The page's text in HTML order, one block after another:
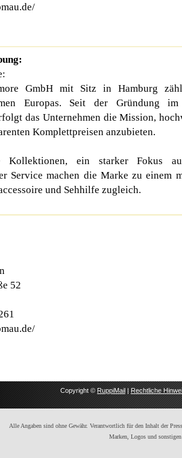
GmbH mit Sitz in Hamburg
Europas. Seit der Gründung
das Unternehmen die Mission,
Komplettpreisen anzubieten.
Kollektionen, ein starker Fokus
Service machen die Marke zu einem
und Sehhilfe zugleich.
52
Copyright ©RuppiMail|Rechtliche
Alle Angaben sind ohne Gewähr. Verantwortlich für den Inhalt der
Marken, Logos und